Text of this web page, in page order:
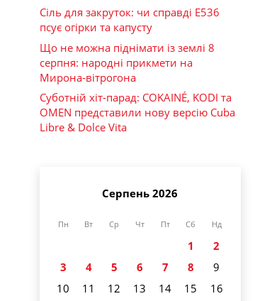
Сіль для закруток: чи справді Е536
псує огірки та капусту
Що не можна піднімати із землі 8
серпня: народні прикмети на
Мирона-вітрогона
Суботній хіт-парад: COKAINÉ, KODI та
OMEN представили нову версію Cuba
Libre & Dolce Vita
Серпень 2026
Пн Вт Ср Чт Пт Сб Нд
1
2
3
4 5 6 7 8
9
10
11 12 13 14 15
16